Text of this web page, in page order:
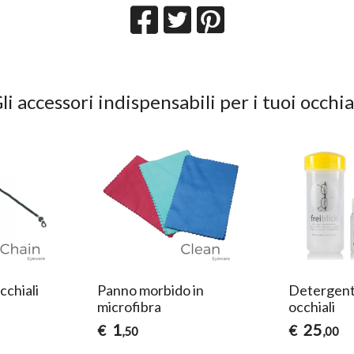
accessori indispensabili per i tuoi
Panno morbido in
microfibra
€ 1,50
occhiali
€ 25,00